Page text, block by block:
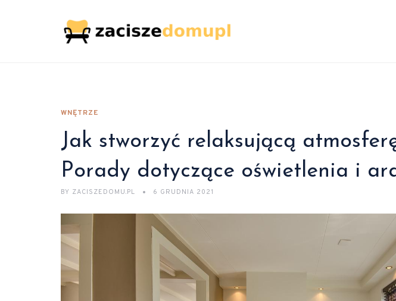
WNĘTRZE
Jak stworzyć relaksującą
Porady dotyczące oświetlenia i
BY ZACISZEDOMU.PL 6 GRUDNIA 2021